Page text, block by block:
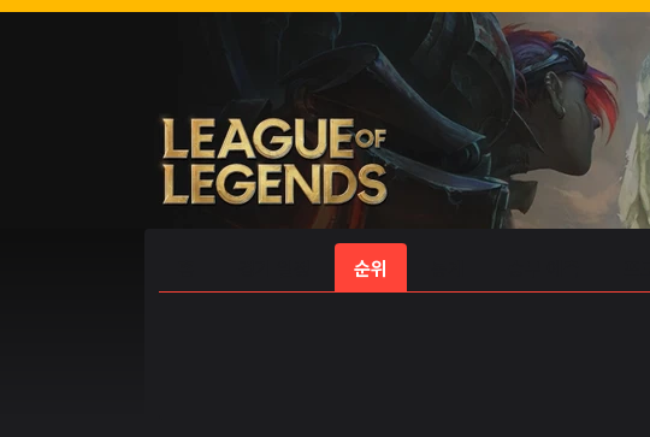
순위